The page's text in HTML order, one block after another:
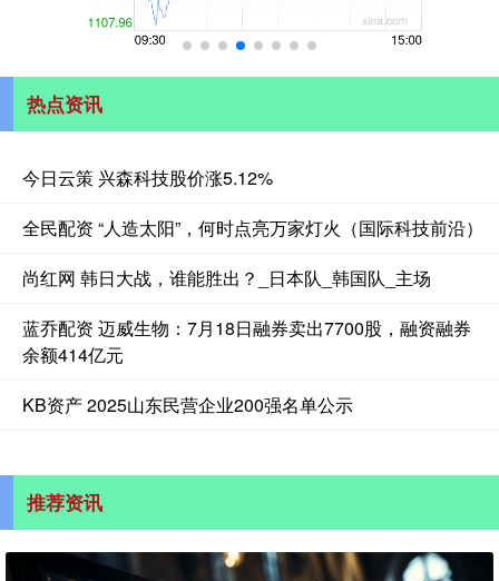
热点资讯
今日云策 兴森科技股价涨5.12%
全民配资 “人造太阳”，何时点亮万家灯火（国际科技前沿）
尚红网 韩日大战，谁能胜出？_日本队_韩国队_主场
蓝乔配资 迈威生物：7月18日融券卖出7700股，融资融券
余额414亿元
KB资产 2025山东民营企业200强名单公示
推荐资讯